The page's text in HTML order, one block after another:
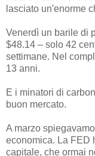
lasciato un'enorme
Venerdì un barile di
$48.14 – solo 42
settimane. Nel
13 anni.
E i minatori di
buon mercato.
A marzo
economica. La FED
capitale, che ormai